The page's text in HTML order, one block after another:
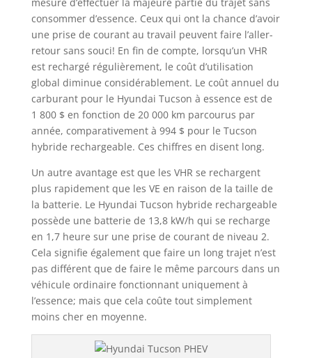
consommer d’essence. Ceux qui ont la chance d’avoir
une prise de courant au travail peuvent faire l’aller-
retour sans souci! En fin de compte, lorsqu’un VHR
est rechargé régulièrement, le coût d’utilisation
global diminue considérablement. Le coût annuel du
carburant pour le Hyundai Tucson à essence est de
1 800 $ en fonction de 20 000 km parcourus par
année, comparativement à 994 $ pour le Tucson
hybride rechargeable. Ces chiffres en disent long.
Un autre avantage est que les VHR se rechargent
plus rapidement que les VE en raison de la taille de
la batterie. Le Hyundai Tucson hybride rechargeable
possède une batterie de 13,8 kW/h qui se recharge
en 1,7 heure sur une prise de courant de niveau 2.
Cela signifie également que faire un long trajet n’est
pas différent que de faire le même parcours dans un
véhicule ordinaire fonctionnant uniquement à
l’essence; mais que cela coûte tout simplement
moins cher en moyenne.